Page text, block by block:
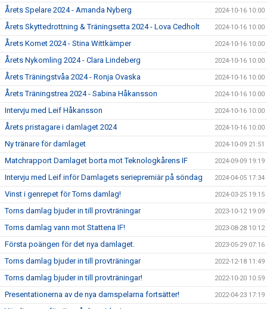
Årets Spelare 2024 - Amanda Nyberg 2024-10-16 10:00
Årets Skyttedrottning & Träningsetta 2024 - Lova Cedholt 2024-10-16 10:00
Årets Komet 2024 - Stina Wittkämper 2024-10-16 10:00
Årets Nykomling 2024 - Clara Lindeberg 2024-10-16 10:00
Årets Träningstvåa 2024 - Ronja Ovaska 2024-10-16 10:00
Årets Träningstrea 2024 - Sabina Håkansson 2024-10-16 10:00
Intervju med Leif Håkansson 2024-10-16 10:00
Årets pristagare i damlaget 2024 2024-10-16 10:00
Ny tränare för damlaget 2024-10-09 21:51
Matchrapport Damlaget borta mot Teknologkårens IF 2024-09-09 19:19
Intervju med Leif inför Damlagets seriepremiär på söndag 2024-04-05 17:34
Vinst i genrepet för Torns damlag! 2024-03-25 19:15
Torns damlag bjuder in till provträningar 2023-10-12 19:09
Torns damlag vann mot Stattena IF! 2023-08-28 10:12
Första poängen för det nya damlaget. 2023-05-29 07:16
Torns damlag bjuder in till provträningar 2022-12-18 11:49
Torns damlag bjuder in till provträningar! 2022-10-20 10:59
Presentationerna av de nya damspelarna fortsätter! 2022-04-23 17:19